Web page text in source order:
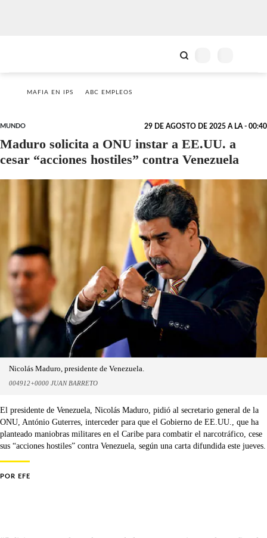
MAFIA EN IPS ABC EMPLEOS
MUNDO 29 DE AGOSTO DE 2025 A LA - 00:40
Maduro solicita a ONU instar a EE.UU. a
cesar “acciones hostiles” contra Venezuela
Nicolás Maduro, presidente de Venezuela.
004912+0000 JUAN BARRETO
El presidente de Venezuela, Nicolás Maduro, pidió al secretario general de la
ONU, António Guterres, interceder para que el Gobierno de EE.UU., que ha
planteado maniobras militares en el Caribe para combatir el narcotráfico, cese
sus “acciones hostiles” contra Venezuela, según una carta difundida este jueves.
POR EFE